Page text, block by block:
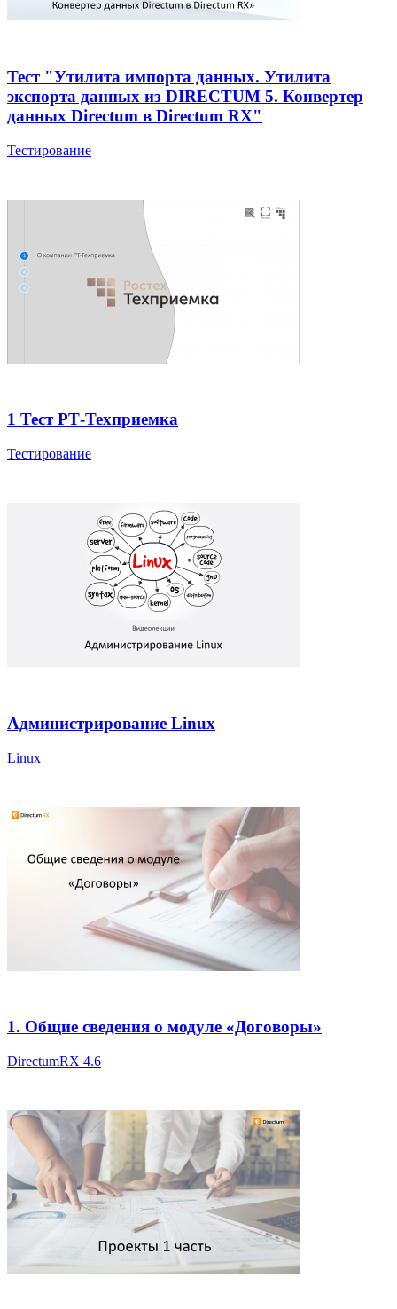
Тест "Утилита импорта данных. Утилита
экспорта данных из DIRECTUM 5. Конвертер
данных Directum в Directum RX"
Тестирование
1 Тест РТ-Техприемка
Тестирование
Администрирование Linux
Linux
1. Общие сведения о модуле «Договоры»
DirectumRX 4.6